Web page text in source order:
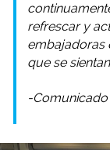
refrescar y
embajadoras
que se
-